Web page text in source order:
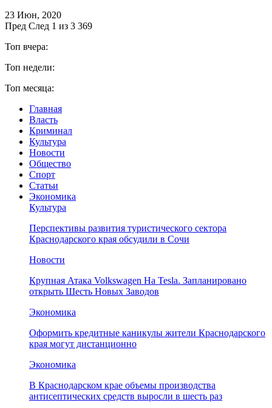
23 Июн, 2020
Пред След 1 из 3 369
Топ вчера:
Топ недели:
Топ месяца:
Главная
Власть
Криминал
Культура
Новости
Общество
Спорт
Статьи
Экономика
Культура
Перспективы развития туристического сектора
Краснодарского края обсудили в Сочи
Новости
Крупная Атака Volkswagen На Tesla. Запланировано
открыть Шесть Новых Заводов
Экономика
Оформить кредитные каникулы жители Краснодарского
края могут дистанционно
Экономика
В Краснодарском крае объемы производства
антисептических средств выросли в шесть раз